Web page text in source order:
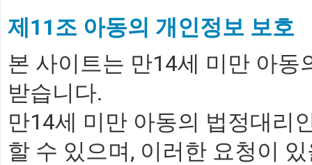
제11조 아동의 개인정보 보호
본 사이트는 만14세 미만 아
받습니다.
만14세 미만 아동의 법정대리
할 수 있으며, 이러한 요청이